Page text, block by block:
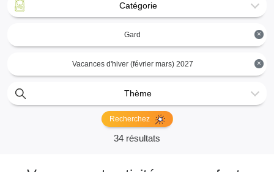
Catégorie
×
Gard
×
Vacances d'hiver (février mars) 2027
Thème
Recherchez
34 résultats